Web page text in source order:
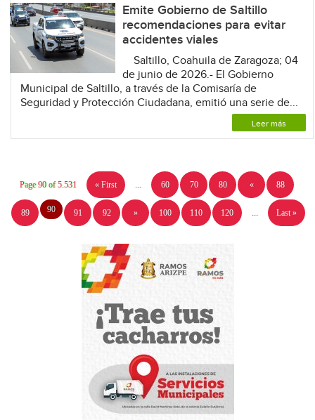
Emite Gobierno de Saltillo
recomendaciones para evitar
accidentes viales
Saltillo, Coahuila de Zaragoza; 04
de junio de 2026.- El Gobierno
Municipal de Saltillo, a través de la Comisaría de
Seguridad y Protección Ciudadana, emitió una serie de...
Leer más
Page 90 of 5.531 « First 60 70 80 « 88
89 90 91 92 » 100 110 120 Last »